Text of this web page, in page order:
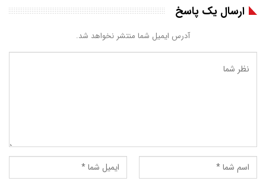
ارسال یک پاسخ
آدرس ایمیل شما منتشر نخواهد شد.